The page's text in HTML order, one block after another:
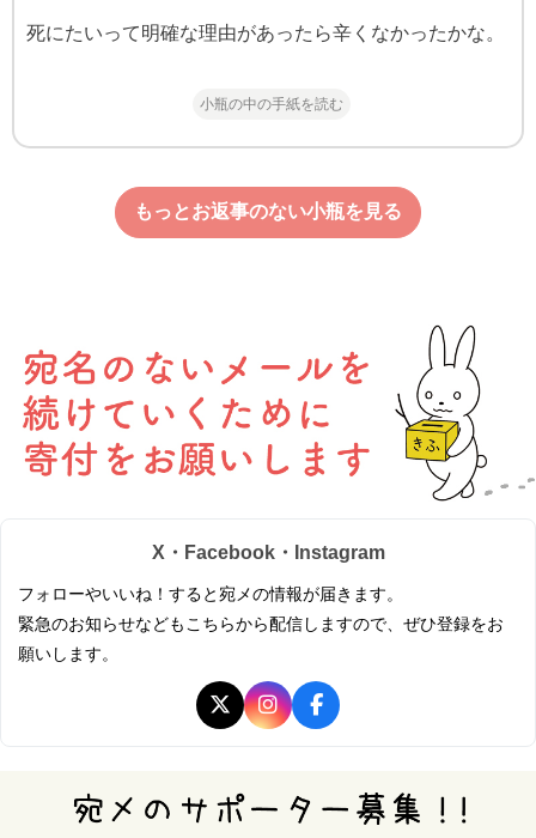
死にたいって明確な理由があったら辛くなかったかな。
小瓶の中の手紙を読む
もっとお返事のない小瓶を見る
X・Facebook・Instagram
フォローやいいね！すると宛メの情報が届きます。
緊急のお知らせなどもこちらから配信しますので、ぜひ登録をお
願いします。